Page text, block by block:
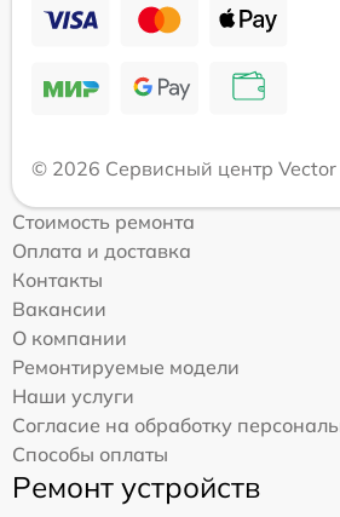
© 2026 Сервисный центр Vector
Стоимость ремонта
Оплата и доставка
Контакты
Вакансии
О компании
Ремонтируемые модели
Наши услуги
Согласие на обработку
Способы оплаты
Ремонт устройств